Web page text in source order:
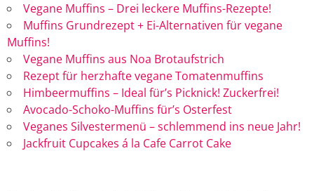
Vegane Muffins – Drei leckere Muffins-Rezepte!
Muffins Grundrezept + Ei-Alternativen für vegane
Muffins!
Vegane Muffins aus Noa Brotaufstrich
Rezept für herzhafte vegane Tomatenmuffins
Himbeermuffins – Ideal für’s Picknick! Zuckerfrei!
Avocado-Schoko-Muffins für’s Osterfest
Veganes Silvestermenü – schlemmend ins neue Jahr!
Jackfruit Cupcakes á la Cafe Carrot Cake